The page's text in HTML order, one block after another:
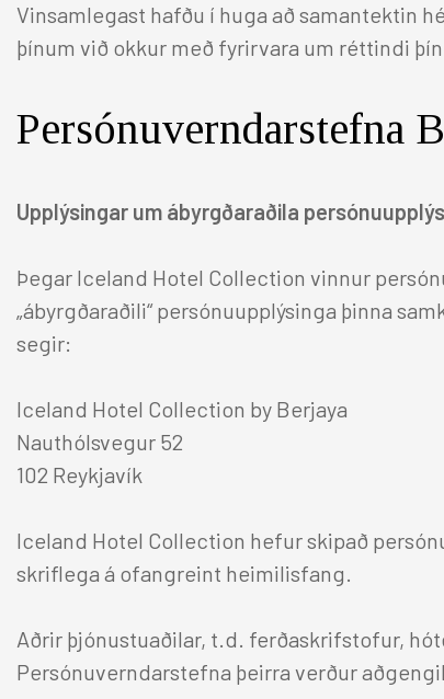
Berjaya Reykjavík Marina Hotel
Hilton Reykjavík Nordica
Canopy Reykjavík City Centre
Suðurland
Alþjóðlegar tengingar
Berjaya Hotels & Resorts
Brúðkaupsgjafir
Samstarf við UN Women á Íslandi
Persónuverndarstefna
Vinsamlegast hafðu í huga að samantektin
þínum við okkur með fyrirvara um réttindi
Persónuverndarstefna
Upplýsingar um ábyrgðaraðila
Þegar Iceland Hotel Collection vinnur
„ábyrgðaraðili“ persónuupplýsinga þinna
segir:
Iceland Hotel Collection by Berjaya
Nauthólsvegur 52
102 Reykjavík
Iceland Hotel Collection hefur skipað
skriflega á ofangreint heimilisfang.
Aðrir þjónustuaðilar, t.d. ferðaskrifstofur,
Persónuverndarstefna þeirra verður